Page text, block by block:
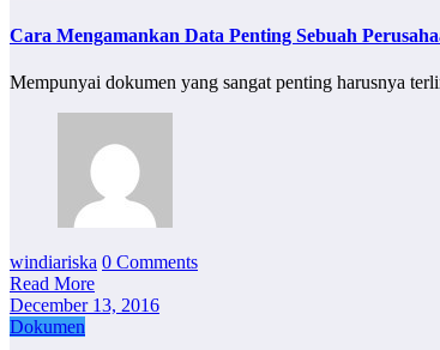
Cara Mengamankan Data Penting Sebuah
Mempunyai dokumen yang sangat penting harusnya
windiariska 0 Comments
Read More
December 13, 2016
Dokumen